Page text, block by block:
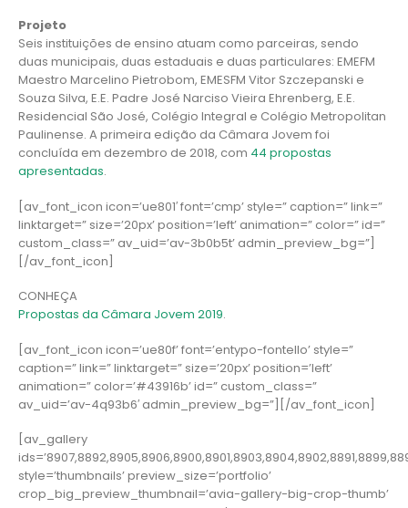
Projeto
Seis instituições de ensino atuam como parceiras, sendo
duas municipais, duas estaduais e duas particulares: EMEFM
Maestro Marcelino Pietrobom, EMESFM Vitor Szczepanski e
Souza Silva, E.E. Padre José Narciso Vieira Ehrenberg, E.E.
Residencial São José, Colégio Integral e Colégio Metropolitan
Paulinense. A primeira edição da Câmara Jovem foi
concluída em dezembro de 2018, com 44 propostas
apresentadas.
[av_font_icon icon=’ue801′ font=’cmp’ style=” caption=” link=”
linktarget=” size=’20px’ position=’left’ animation=” color=” id=”
custom_class=” av_uid=’av-3b0b5t’ admin_preview_bg=”]
[/av_font_icon]
CONHEÇA
Propostas da Câmara Jovem 2019.
[av_font_icon icon=’ue80f’ font=’entypo-fontello’ style=”
caption=” link=” linktarget=” size=’20px’ position=’left’
animation=” color=’#43916b’ id=” custom_class=”
av_uid=’av-4q93b6′ admin_preview_bg=”][/av_font_icon]
[av_gallery
style=’thumbnails’ preview_size=’portfolio’
crop_big_preview_thumbnail=’avia-gallery-big-crop-thumb’